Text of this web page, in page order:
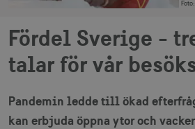
Foto:
Fördel Sverige -
talar för vår
Pandemin ledde till ökad
kan erbjuda öppna ytor och